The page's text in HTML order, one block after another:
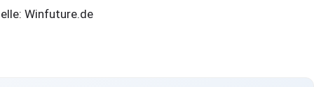
Winfuture.de